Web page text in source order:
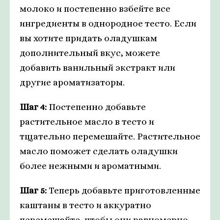
молоко и постепенно взбейте все
ингредиенты в однородное тесто. Если
вы хотите придать оладушкам
дополнительный вкус, можете
добавить ванильный экстракт или
другие ароматизаторы.
Шаг 4: Постепенно добавьте
растительное масло в тесто и
тщательно перемешайте. Растительное
масло поможет сделать оладушки
более нежными и ароматными.
Шаг 5: Теперь добавьте приготовленные
каштаны в тесто и аккуратно